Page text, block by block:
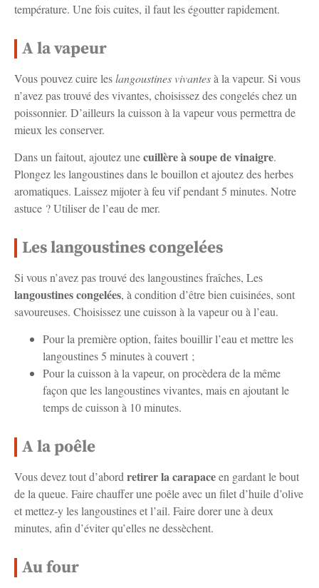
température. Une fois cuites, il faut les égoutter rapidement.
A la vapeur
Vous pouvez cuire leslangoustines vivantesà la vapeur. Si vous
n’avez pas trouvé des vivantes, choisissez des congelés chez un
poissonnier. D’ailleurs la cuisson à la vapeur vous permettra de
mieux les conserver.
Dans un faitout, ajoutez unecuillère à soupe de vinaigre.
Plongez les langoustines dans le bouillon et ajoutez des herbes
aromatiques. Laissez mijoter à feu vif pendant 5 minutes. Notre
astuce ? Utiliser de l’eau de mer.
Les langoustines congelées
Si vous n’avez pas trouvé des langoustines fraîches, Les
langoustines congelées, à condition d’être bien cuisinées, sont
savoureuses. Choisissez une cuisson à la vapeur ou à l’eau.
Pour la première option, faites bouillir l’eau et mettre les
langoustines 5 minutes à couvert ;
Pour la cuisson à la vapeur, on procèdera de la même
façon que les langoustines vivantes, mais en ajoutant le
temps de cuisson à 10 minutes.
A la poêle
Vous devez tout d’abordretirer la carapaceen gardant le bout
de la queue. Faire chauffer une poêle avec un filet d’huile d’olive
et mettez-y les langoustines et l’ail. Faire dorer une à deux
minutes, afin d’éviter qu’elles ne dessèchent.
Au four